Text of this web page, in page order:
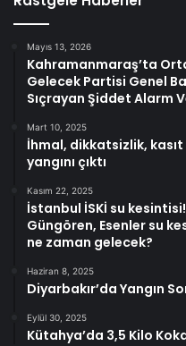
Mayıs 13, 2026
Kahramanmaraş’ta
Gelecek Partisi Genel
Sıçrayan Şiddet Alarm
Mart 10, 2025
İhmal, dikkatsizlik,
yangını çıktı
Kasım 22, 2025
İstanbul İSKİ su
Güngören, Esenler su
ne zaman gelecek?
Haziran 8, 2025
Diyarbakır’da Yangın
Eylül 30, 2025
Kütahya’da 3,5 Kilo